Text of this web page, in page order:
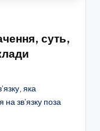
суть,
яка
зв’язку поза